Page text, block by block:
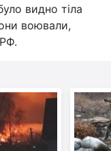
видно тіла
воювали,